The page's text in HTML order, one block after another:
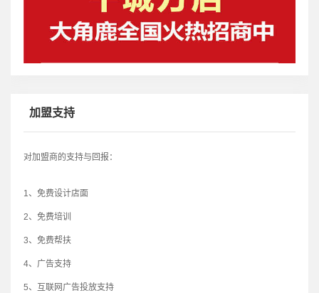
加盟支持
对加盟商的支持与回报：
1、免费设计店面
2、免费培训
3、免费帮扶
4、广告支持
5、互联网广告投放支持